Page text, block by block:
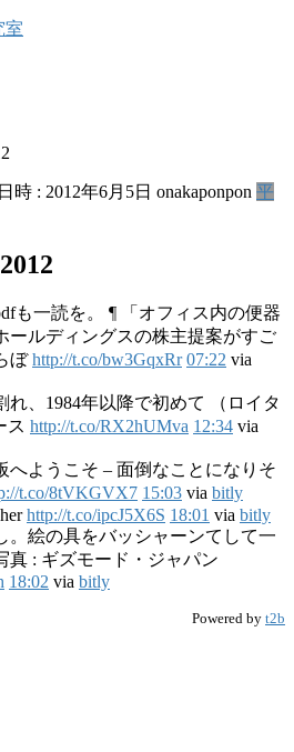
室
時 : 2012年6月5日 onakaponpon 平
も一読を。 ¶ 「オフィス内の便器
ルディングスの株主提案がすご
ぼhttp://t.co/bw3GqxRr 07:22 via
れ、1984年以降で初めて （ロイタ
ス http://t.co/RX2hUMva 12:34 via
へようこそ – 面倒なことになりそ
t.co/8tVKGVX7 15:03 via bitly
http://t.co/ipcJ5X6S 18:01 via bitly
。絵の具をバッシャーンてして一
真 : ギズモード・ジャパン
18:02 via bitly
Powered by t2b